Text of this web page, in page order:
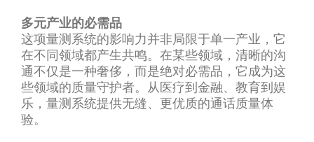
多元产业的必需品
这项量测系统的影响力并非局限于单一产业，它
在不同领域都产生共鸣。在某些领域，清晰的沟
通不仅是一种奢侈，而是绝对必需品，它成为这
些领域的质量守护者。从医疗到金融、教育到娱
乐，量测系统提供无缝、更优质的通话质量体
验。